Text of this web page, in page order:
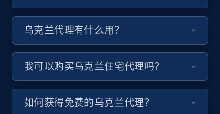
乌克兰代理有什么用？
我可以购买乌克兰住宅代理吗？
如何获得免费的乌克兰代理？